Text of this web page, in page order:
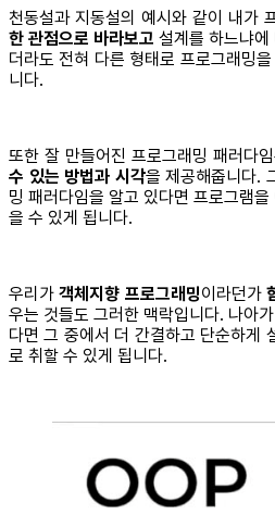
천동설과 지동설의 예시와 같이 내가
한 관점으로 바라보고 설계를 하느냐
더라도 전혀 다른 형태로 프로그래밍
니다.
또한 잘 만들어진 프로그래밍 패러다
수 있는 방법과 시각을 제공해줍니다.
밍 패러다임을 알고 있다면 프로그램
을 수 있게 됩니다.
우리가객체지향 프로그래밍이라던가
우는 것들도 그러한 맥락입니다. 나아
다면 그 중에서 더 간결하고 단순하게
로 취할 수 있게 됩니다.